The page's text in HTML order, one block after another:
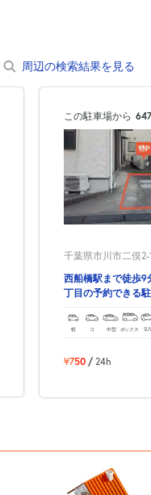
周辺の検索結果を見る
この駐車場から
千葉県市川市二俣2-
西船橋駅まで徒歩9
丁目の予約できる
軽 コ 中型 ボックス
¥750 / 24h